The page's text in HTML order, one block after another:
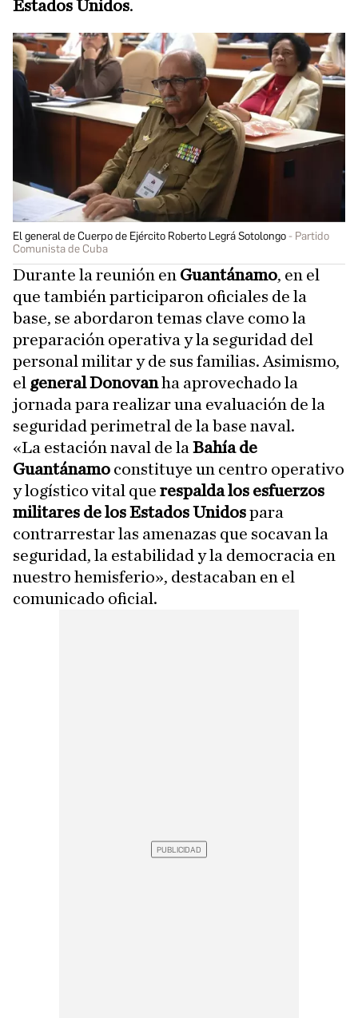
Estados Unidos.
El general de Cuerpo de Ejército Roberto Legrá Sotolongo
Partido
Comunista de Cuba
Durante la reunión en Guantánamo, en el
que también participaron oficiales de la
base, se abordaron temas clave como la
preparación operativa y la seguridad del
personal militar y de sus familias. Asimismo,
el general Donovanha aprovechado la
jornada para realizar una evaluación de la
seguridad perimetral de la base naval.
«La estación naval de la Bahía de
Guantánamo constituye un centro operativo
y logístico vital que respalda los esfuerzos
militares de los Estados Unidospara
contrarrestar las amenazas que socavan la
seguridad, la estabilidad y la democracia en
nuestro hemisferio», destacaban en el
comunicado oficial.